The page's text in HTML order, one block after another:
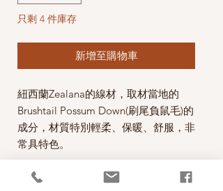
只剩 4 件庫存
新增至購物車
紐西蘭Zealana的線材，取材當地的
Brushtail Possum Down(刷尾負鼠毛)的
成分，材質特別輕柔、保暖、舒服，非
常具特色。
這款Kiwi Lace線材使用紐西蘭